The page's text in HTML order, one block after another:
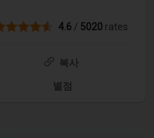
4.6 / 5020 rates
복사
별점